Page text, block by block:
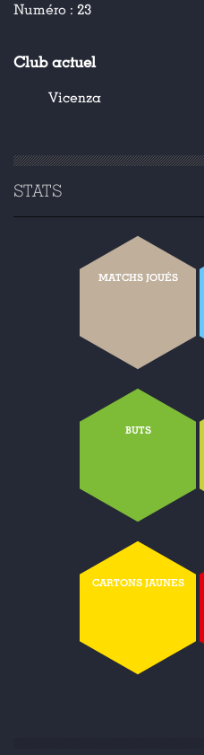
Numéro : 23
Club actuel
Vicenza
STATS
MATCHS JOUÉS
BUTS
CARTONS JAUNES